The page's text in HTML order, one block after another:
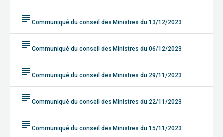
subject Communiqué du conseil des Ministres du 13/12/2023
subject Communiqué du conseil des Ministres du 06/12/2023
subject Communiqué du conseil des Ministres du 29/11/2023
subject Communiqué du conseil des Ministres du 22/11/2023
subject Communiqué du conseil des Ministres du 15/11/2023